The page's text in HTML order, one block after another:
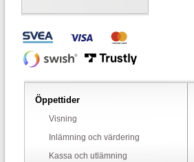
Öppettider
Visning
Inlämning och värdering
Kassa och utlämning